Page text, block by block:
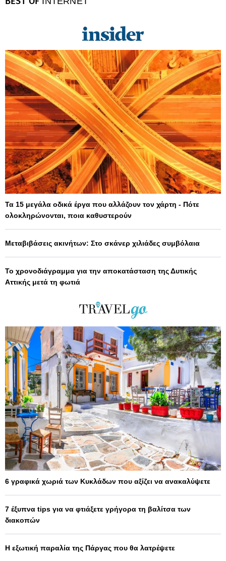
Τα 15 μεγάλα οδικά έργα που αλλάζουν τον χάρτη - Πότε
ολοκληρώνονται, ποια καθυστερούν
Μεταβιβάσεις ακινήτων: Στο σκάνερ χιλιάδες συμβόλαια
Το χρονοδιάγραμμα για την αποκατάσταση της Δυτικής
Αττικής μετά τη φωτιά
6 γραφικά χωριά των Κυκλάδων που αξίζει να ανακαλύψετε
7 έξυπνα tips για να φτιάξετε γρήγορα τη βαλίτσα των
διακοπών
Η εξωτική παραλία της Πάργας που θα λατρέψετε